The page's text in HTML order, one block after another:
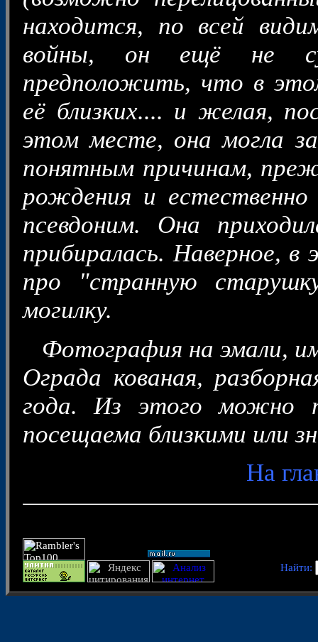
находится, по всей
войны, он ещё не
предположить, что в
её близких.... и желая,
этом месте, она могла
понятным причинам,
рождения и
псевдоним. Она
прибиралась. Наверное,
про "странную
могилку.
Фотография на эмали,
Ограда кованая,
года. Из этого можно
посещаема близкими или
На
Найти: